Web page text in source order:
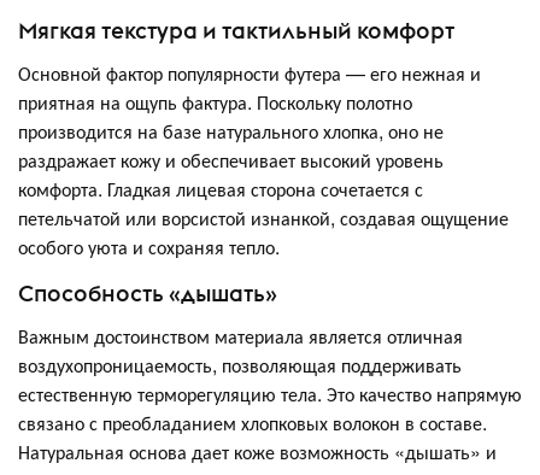
Мягкая текстура и тактильный комфорт
Основной фактор популярности футера — его нежная и
приятная на ощупь фактура. Поскольку полотно
производится на базе натурального хлопка, оно не
раздражает кожу и обеспечивает высокий уровень
комфорта. Гладкая лицевая сторона сочетается с
петельчатой или ворсистой изнанкой, создавая ощущение
особого уюта и сохраняя тепло.
Способность «дышать»
Важным достоинством материала является отличная
воздухопроницаемость, позволяющая поддерживать
естественную терморегуляцию тела. Это качество напрямую
связано с преобладанием хлопковых волокон в составе.
Натуральная основа дает коже возможность «дышать» и